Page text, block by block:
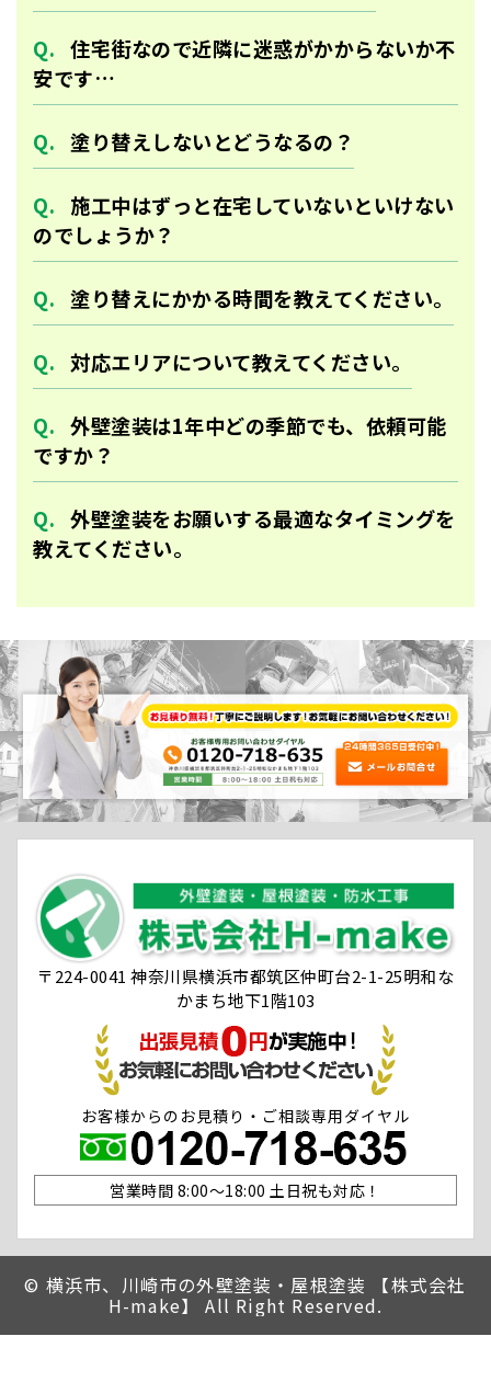
住宅街なので近隣に迷惑がかからないか不
安です…
塗り替えしないとどうなるの？
施工中はずっと在宅していないといけない
のでしょうか？
塗り替えにかかる時間を教えてください。
対応エリアについて教えてください。
外壁塗装は1年中どの季節でも、依頼可能
ですか？
外壁塗装をお願いする最適なタイミングを
教えてください。
〒224-0041 神奈川県横浜市都筑区仲町台2-1-25明和な
かまち地下1階103
お客様からのお見積り・ご相談専用ダイヤル
営業時間 8:00〜18:00 土日祝も対応！
© 横浜市、川崎市の外壁塗装・屋根塗装 【株式会社
H-make】 All Right Reserved.